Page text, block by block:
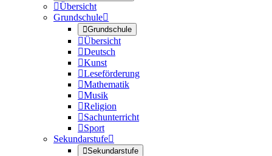
Übersicht
Grundschule
Grundschule
Übersicht
Deutsch
Kunst
Leseförderung
Mathematik
Musik
Religion
Sachunterricht
Sport
Sekundarstufe
Sekundarstufe